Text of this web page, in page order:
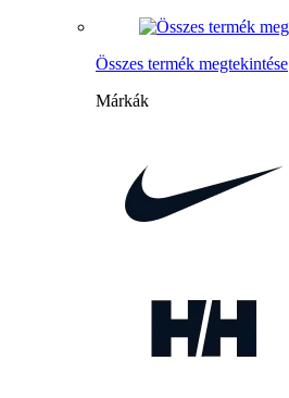
Összes termék megtekintése
Márkák